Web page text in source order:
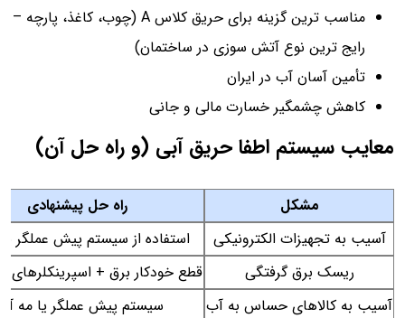
مناسب ترین گزینه برای حریق کلاس A (چوب، کاغذ، پارچه –
رایج ترین نوع آتش سوزی در ساختمان)
تأمین آسان آب در ایران
کاهش چشمگیر خسارت مالی و جانی
معایب سیستم اطفا حریق آبی (و راه حل آن)
مشکل
راه حل پیشنهادی
آسیب به تجهیزات الکترونیکی
استفاده از سیستم پیش عملگر
ریسک برق گرفتگی
قطع خودکار برق +
آسیب به کالاهای حساس به آب
سیستم پیش عملگر یا مه